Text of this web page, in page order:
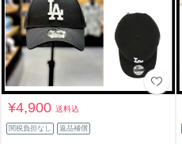
¥4,900送料込
関税負担なし 返品補償